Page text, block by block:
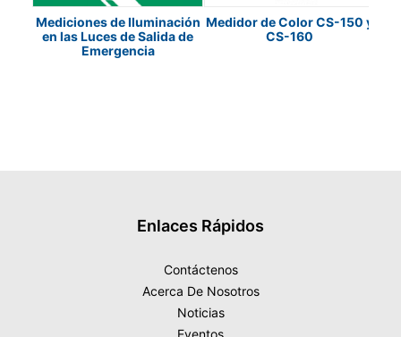
Mediciones de Iluminación
en las Luces de Salida de
Emergencia
Medidor de Color CS-150 y
CS-160
Enlaces Rápidos
Contáctenos
Acerca De Nosotros
Noticias
Eventos